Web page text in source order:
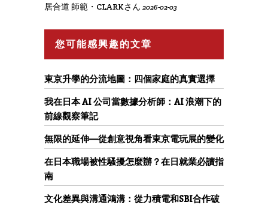
居合道 師範・CLARKさん 2026-02-03
您可能感興趣的文章
東京升學的分流地圖：四個家庭的真實選擇
我在日本 AI 公司當數據分析師：AI 浪潮下的
前線觀察筆記
無限的延伸—從創意視角看東京電玩展的變化
在日本職場被性騷擾怎麼辦？在日就業必讀指
南
文化差異與溝通鴻溝：從力積電和SBI合作破